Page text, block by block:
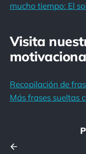
mucho tiempo: El
Visita
Recopilación de
Más frases sueltas